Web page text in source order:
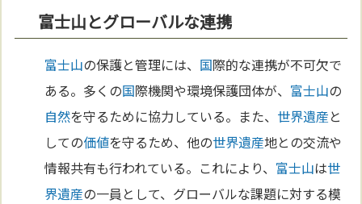
富士山とグローバルな連携
富士山の保護と管理には、 国際的な連携が不可欠で
ある。多くの国際機関や環境保護団体が、 富士山の
自然を守るために協力している。また、 世界遺産と
しての価値を守るため、他の世界遺産地との交流や
情報共有も行われている。これにより、 富士山は世
界遺産の一員として、グローバルな課題に対する模